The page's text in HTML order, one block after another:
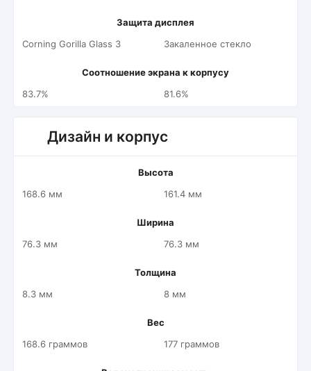
Защита дисплея
Corning Gorilla Glass 3
Закаленное стекло
Соотношение экрана к корпусу
83.7%
81.6%
Дизайн и корпус
Высота
168.6 мм
161.4 мм
Ширина
76.3 мм
76.3 мм
Толщина
8.3 мм
8 мм
Вес
168.6 граммов
177 граммов